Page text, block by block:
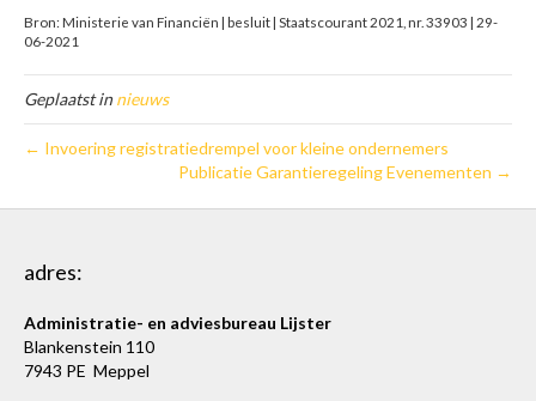
Bron: Ministerie van Financiën | besluit | Staatscourant 2021, nr. 33903 | 29-
06-2021
Geplaatst innieuws
← Invoering registratiedrempel voor kleine ondernemers
Publicatie Garantieregeling Evenementen →
adres:
Administratie- en adviesbureau Lijster
Blankenstein 110
7943 PE Meppel